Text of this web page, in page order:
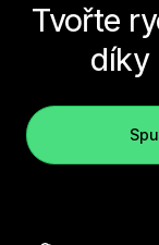
Tvořte
díky